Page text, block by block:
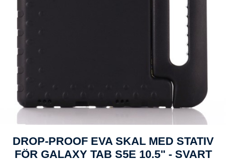
DROP-PROOF EVA SKAL MED STATIV
FÖR GALAXY TAB S5E 10.5" - SVART